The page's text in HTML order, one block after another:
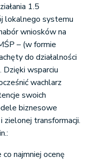
1.5
lokalnego systemu
wniosków na
– (w formie
do działalności
wsparciu
wachlarz
swoich
biznesowe
transformacji.
najmniej ocenę